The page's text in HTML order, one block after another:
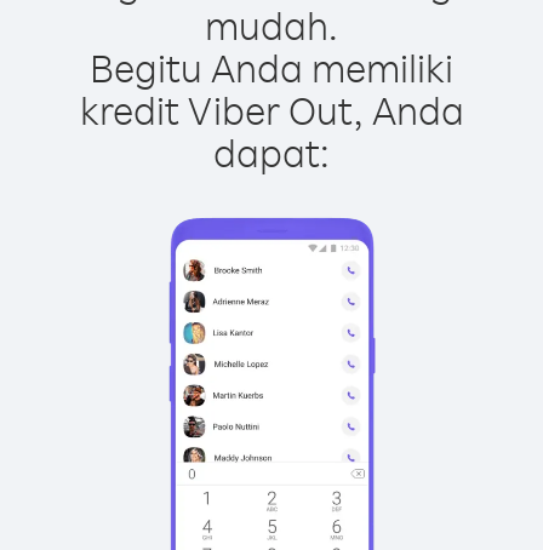
mudah.
Begitu Anda memiliki
kredit Viber Out, Anda
dapat: